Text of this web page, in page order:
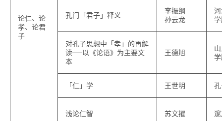
论仁、论
孝、论君
子
孔门「君子」释义
李振纲
孙云龙
对孔子思想中「孝」的再解
读──以《论语》为主要文
本
王德旭
「仁」学 王世明
浅论仁智 苏文擢